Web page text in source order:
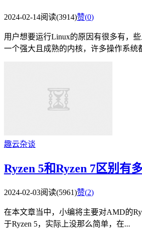
2024-02-14阅读(3914)赞(0)
用户想要运行Linux的原因有很多有，
一个强大且成熟的内核，许多操作系统
趣云杂谈
Ryzen 5和Ryzen 7区别有
2024-02-03阅读(5961)赞(2)
在本文章当中，小编将主要对AMD的
于Ryzen 5，实际上没那么简单，在...